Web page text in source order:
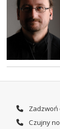
Zadzwoń
Czujny